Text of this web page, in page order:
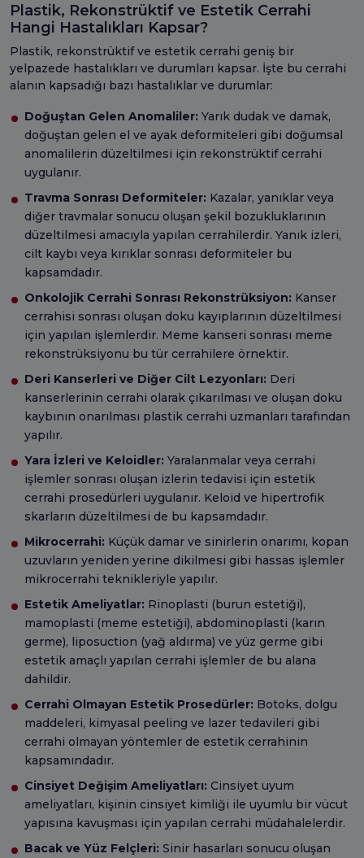
Plastik, Rekonstrüktif ve Estetik Cerrahi
Hangi Hastalıkları Kapsar?
Plastik, rekonstrüktif ve estetik cerrahi geniş bir
yelpazede hastalıkları ve durumları kapsar. İşte bu cerrahi
alanın kapsadığı bazı hastalıklar ve durumlar:
Doğuştan Gelen Anomaliler: Yarık dudak ve damak,
doğuştan gelen el ve ayak deformiteleri gibi doğumsal
anomalilerin düzeltilmesi için rekonstrüktif cerrahi
uygulanır.
Travma Sonrası Deformiteler: Kazalar, yanıklar veya
diğer travmalar sonucu oluşan şekil bozukluklarının
düzeltilmesi amacıyla yapılan cerrahilerdir. Yanık izleri,
cilt kaybı veya kırıklar sonrası deformiteler bu
kapsamdadır.
Onkolojik Cerrahi Sonrası Rekonstrüksiyon: Kanser
cerrahisi sonrası oluşan doku kayıplarının düzeltilmesi
için yapılan işlemlerdir. Meme kanseri sonrası meme
rekonstrüksiyonu bu tür cerrahilere örnektir.
Deri Kanserleri ve Diğer Cilt Lezyonları: Deri
kanserlerinin cerrahi olarak çıkarılması ve oluşan doku
kaybının onarılması plastik cerrahi uzmanları tarafından
yapılır.
Yara İzleri ve Keloidler: Yaralanmalar veya cerrahi
işlemler sonrası oluşan izlerin tedavisi için estetik
cerrahi prosedürleri uygulanır. Keloid ve hipertrofik
skarların düzeltilmesi de bu kapsamdadır.
Mikrocerrahi: Küçük damar ve sinirlerin onarımı, kopan
uzuvların yeniden yerine dikilmesi gibi hassas işlemler
mikrocerrahi teknikleriyle yapılır.
Estetik Ameliyatlar: Rinoplasti (burun estetiği),
mamoplasti (meme estetiği), abdominoplasti (karın
germe), liposuction (yağ aldırma) ve yüz germe gibi
estetik amaçlı yapılan cerrahi işlemler de bu alana
dahildir.
Cerrahi Olmayan Estetik Prosedürler: Botoks, dolgu
maddeleri, kimyasal peeling ve lazer tedavileri gibi
cerrahi olmayan yöntemler de estetik cerrahinin
kapsamındadır.
Cinsiyet Değişim Ameliyatları: Cinsiyet uyum
ameliyatları, kişinin cinsiyet kimliği ile uyumlu bir vücut
yapısına kavuşması için yapılan cerrahi müdahalelerdir.
Bacak ve Yüz Felçleri: Sinir hasarları sonucu oluşan